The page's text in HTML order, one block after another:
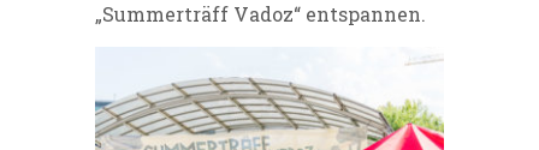
„Summerträff Vadoz“ entspannen.